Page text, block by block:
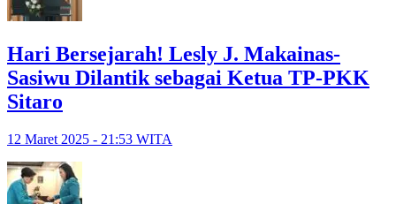
Hari Bersejarah! Lesly J. Makainas-
Sasiwu Dilantik sebagai Ketua TP-PKK
Sitaro
12 Maret 2025 - 21:53 WITA